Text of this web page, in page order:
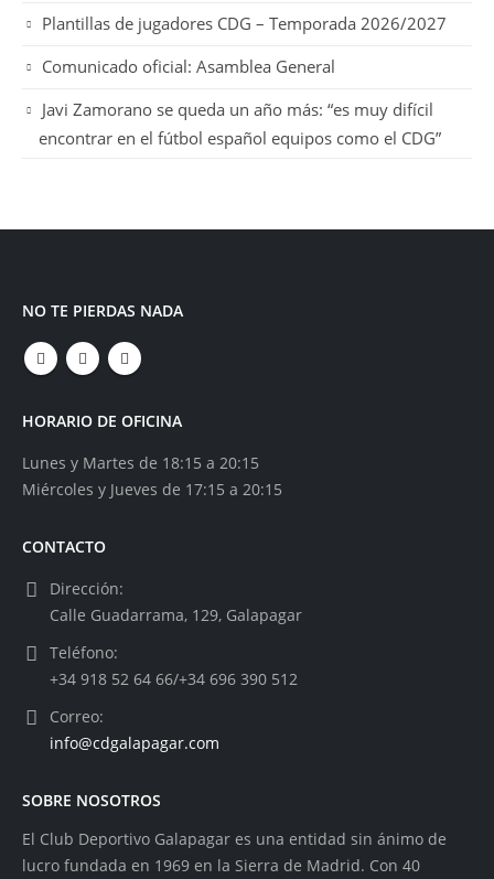
Plantillas de jugadores CDG – Temporada 2026/2027
Comunicado oficial: Asamblea General
Javi Zamorano se queda un año más: “es muy difícil
encontrar en el fútbol español equipos como el CDG”
NO TE PIERDAS NADA
HORARIO DE OFICINA
Lunes y Martes de 18:15 a 20:15
Miércoles y Jueves de 17:15 a 20:15
CONTACTO
Dirección:
Calle Guadarrama, 129, Galapagar
Teléfono:
+34 918 52 64 66/+34 696 390 512
Correo:
info@cdgalapagar.com
SOBRE NOSOTROS
El Club Deportivo Galapagar es una entidad sin ánimo de
lucro fundada en 1969 en la Sierra de Madrid. Con 40